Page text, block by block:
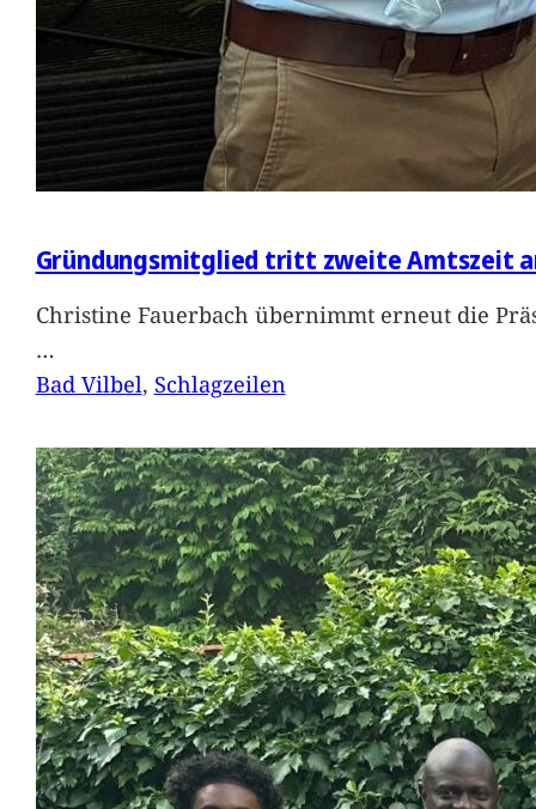
Gründungsmitglied tritt zweite Amtszeit
Christine Fauerbach übernimmt erneut die
…
Bad Vilbel, Schlagzeilen